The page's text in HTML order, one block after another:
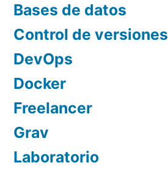
Bases de datos
Control de versiones
DevOps
Docker
Freelancer
Grav
Laboratorio